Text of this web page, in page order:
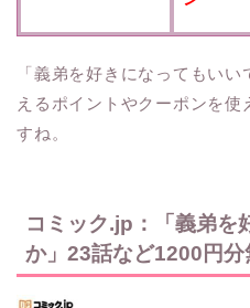
「義弟を好きになってもい
えるポイントやクーポンを使
すね。
コミック.jp：「義弟を
か」23話など1200円分